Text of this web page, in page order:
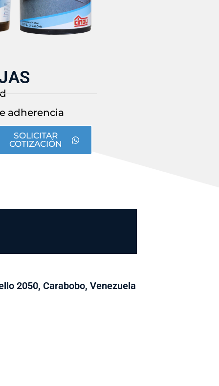
adherencia
SOLICITAR
COTIZACIÓN
2050, Carabobo, Venezuela